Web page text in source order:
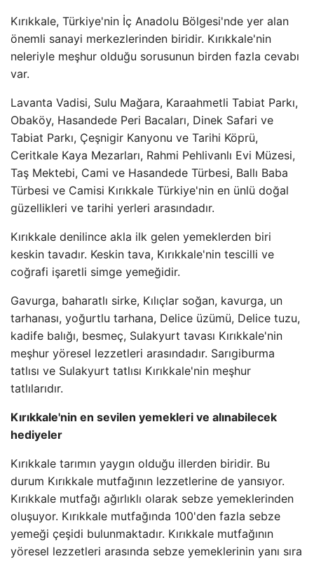
Kırıkkale, Türkiye'nin İç Anadolu Bölgesi'nde yer alan
önemli sanayi merkezlerinden biridir. Kırıkkale'nin
neleriyle meşhur olduğu sorusunun birden fazla cevabı
var.
Lavanta Vadisi, Sulu Mağara, Karaahmetli Tabiat Parkı,
Obaköy, Hasandede Peri Bacaları, Dinek Safari ve
Tabiat Parkı, Çeşnigir Kanyonu ve Tarihi Köprü,
Ceritkale Kaya Mezarları, Rahmi Pehlivanlı Evi Müzesi,
Taş Mektebi, Cami ve Hasandede Türbesi, Ballı Baba
Türbesi ve Camisi Kırıkkale Türkiye'nin en ünlü doğal
güzellikleri ve tarihi yerleri arasındadır.
Kırıkkale denilince akla ilk gelen yemeklerden biri
keskin tavadır. Keskin tava, Kırıkkale'nin tescilli ve
coğrafi işaretli simge yemeğidir.
Gavurga, baharatlı sirke, Kılıçlar soğan, kavurga, un
tarhanası, yoğurtlu tarhana, Delice üzümü, Delice tuzu,
kadife balığı, besmeç, Sulakyurt tavası Kırıkkale'nin
meşhur yöresel lezzetleri arasındadır. Sarıgiburma
tatlısı ve Sulakyurt tatlısı Kırıkkale'nin meşhur
tatlılarıdır.
Kırıkkale'nin en sevilen yemekleri ve alınabilecek
hediyeler
Kırıkkale tarımın yaygın olduğu illerden biridir. Bu
durum Kırıkkale mutfağının lezzetlerine de yansıyor.
Kırıkkale mutfağı ağırlıklı olarak sebze yemeklerinden
oluşuyor. Kırıkkale mutfağında 100'den fazla sebze
yemeği çeşidi bulunmaktadır. Kırıkkale mutfağının
yöresel lezzetleri arasında sebze yemeklerinin yanı sıra